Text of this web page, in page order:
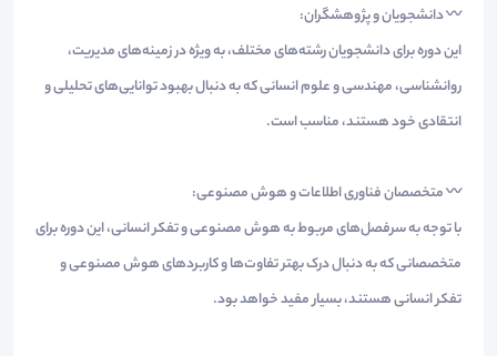
〰️ دانشجویان و پژوهشگران:
این دوره برای دانشجویان رشته‌های مختلف، به ویژه در زمینه‌های مدیریت،
روانشناسی، مهندسی و علوم انسانی که به دنبال بهبود توانایی‌های تحلیلی و
انتقادی خود هستند، مناسب است.
〰️ متخصصان فناوری اطلاعات و هوش مصنوعی:
با توجه به سرفصل‌های مربوط به هوش مصنوعی و تفکر انسانی، این دوره برای
متخصصانی که به دنبال درک بهتر تفاوت‌ها و کاربردهای هوش مصنوعی و
تفکر انسانی هستند، بسیار مفید خواهد بود.